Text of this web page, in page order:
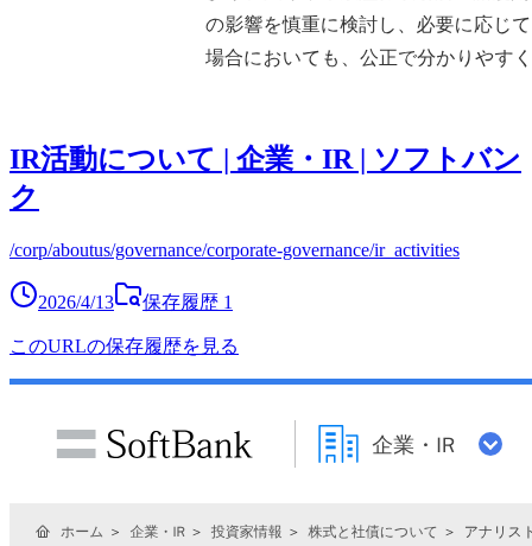
IR活動について | 企業・IR | ソフトバン
ク
/corp/aboutus/governance/corporate-governance/ir_activities
2026/4/13 保存履歴 1
このURLの保存履歴を見る